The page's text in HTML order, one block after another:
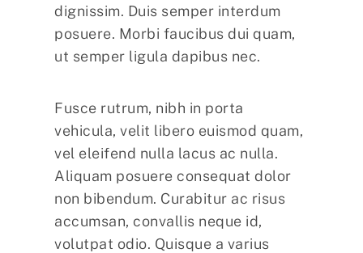
dignissim. Duis semper interdum
posuere. Morbi faucibus dui quam,
ut semper ligula dapibus nec.
Fusce rutrum, nibh in porta
vehicula, velit libero euismod quam,
vel eleifend nulla lacus ac nulla.
Aliquam posuere consequat dolor
non bibendum. Curabitur ac risus
accumsan, convallis neque id,
volutpat odio. Quisque a varius